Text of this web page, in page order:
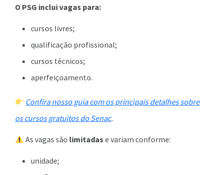
O PSG inclui vagas para:
cursos livres;
qualificação profissional;
cursos técnicos;
aperfeiçoamento.
Confira nosso guia com os principais detalhes sobre
os cursos gratuitos do Senac.
As vagas são limitadase variam conforme:
unidade;